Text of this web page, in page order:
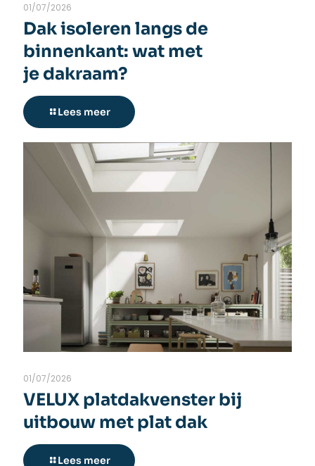
01/07/2026
Dak isoleren langs de
binnenkant: wat met
je dakraam?
Lees meer
01/07/2026
VELUX platdakvenster bij
uitbouw met plat dak
Lees meer